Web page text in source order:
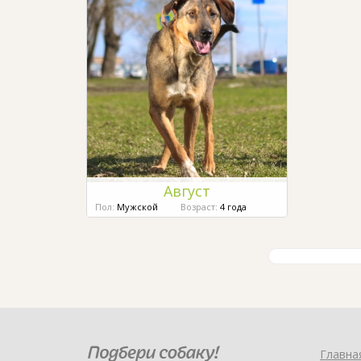
Август
Пол: Мужской Возраст: 4 года